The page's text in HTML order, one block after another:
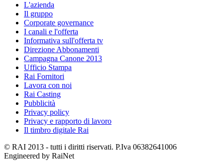
L'azienda
Il gruppo
Corporate governance
I canali e l'offerta
Informativa sull'offerta tv
Direzione Abbonamenti
Campagna Canone 2013
Ufficio Stampa
Rai Fornitori
Lavora con noi
Rai Casting
Pubblicità
Privacy policy
Privacy e rapporto di lavoro
Il timbro digitale Rai
© RAI 2013 - tutti i diritti riservati. P.Iva 06382641006
Engineered by RaiNet